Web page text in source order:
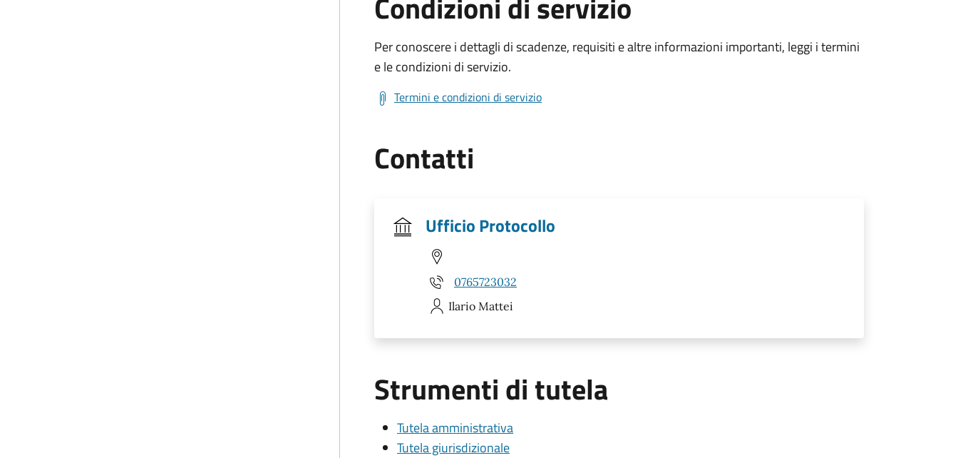
Per conoscere i dettagli di scadenze, requisiti e altre informazioni importanti, leggi i termini
e le condizioni di servizio.
Termini e condizioni di servizio
Contatti
Ufficio Protocollo
0765723032
Ilario Mattei
Strumenti di tutela
Tutela amministrativa
Tutela giurisdizionale